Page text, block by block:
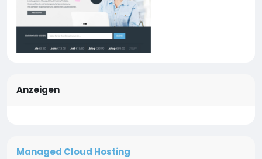
Anzeigen
Managed Cloud Hosting